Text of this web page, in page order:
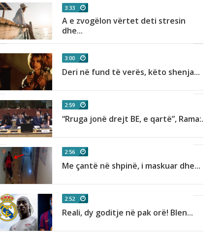
3:33
A e zvogëlon vërtet deti stresin
dhe...
3:00
Deri në fund të verës, këto shenja...
2:59
“Rruga jonë drejt BE, e qartë”, Rama:...
2:56
Me çantë në shpinë, i maskuar dhe...
2:52
Reali, dy goditje në pak orë! Blen...